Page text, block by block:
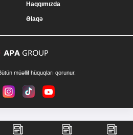
Haqqımızda
Əlaqə
müəllif hüquqları qorunur.